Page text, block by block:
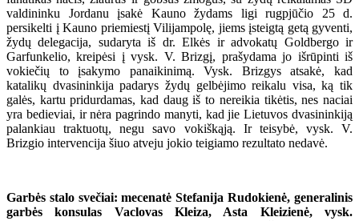
valdininku Jordanu įsakė Kauno žydams ligi rugpjūčio 25 d.
persikelti į Kauno priemiestį Vilijampolę, jiems įsteigtą getą gyventi,
žydų delegacija, sudaryta iš dr. Elkės ir advokatų Goldbergo ir
Garfunkelio, kreipėsi į vysk. V. Brizgį, prašydama jo išrūpinti iš
vokiečių to įsakymo panaikinimą. Vysk. Brizgys atsakė, kad
katalikų dvasininkija padarys žydų gelbėjimo reikalu visa, ką tik
galės, kartu pridurdamas, kad daug iš to nereikia tikėtis, nes naciai
yra bedieviai, ir nėra pagrindo manyti, kad jie Lietuvos dvasininkiją
palankiau traktuotų, negu savo vokiškąją. Ir teisybė, vysk. V.
Brizgio intervencija šiuo atveju jokio teigiamo rezultato nedavė.
Garbės stalo svečiai: mecenatė Stefanija Rudokienė, generalinis
garbės konsulas Vaclovas Kleiza, Asta Kleizienė, vysk.